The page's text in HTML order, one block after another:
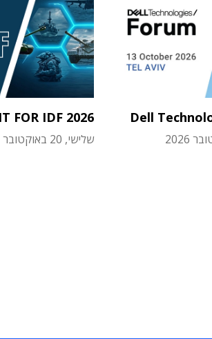
Dell
IT FOR IDF 2026
שלישי, 20 באוקטובר 2026